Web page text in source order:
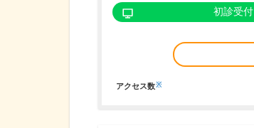
初診受付
アクセス数※